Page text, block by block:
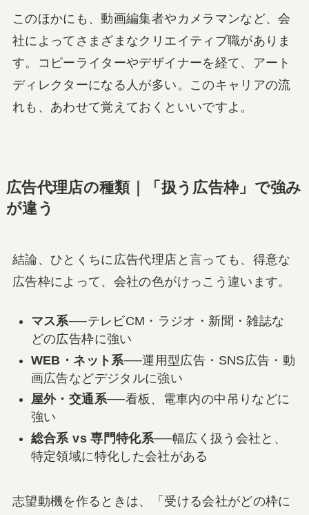
このほかにも、動画編集者やカメラマンなど、会
社によってさまざまなクリエイティブ職がありま
す。コピーライターやデザイナーを経て、アート
ディレクターになる人が多い。このキャリアの流
れも、あわせて覚えておくといいですよ。
広告代理店の種類｜「扱う広告枠」で強み
が違う
結論、ひとくちに広告代理店と言っても、得意な
広告枠によって、会社の色がけっこう違います。
マス系──テレビCM・ラジオ・新聞・雑誌な
どの広告枠に強い
WEB・ネット系──運用型広告・SNS広告・動
画広告などデジタルに強い
屋外・交通系──看板、電車内の中吊りなどに
強い
総合系 vs 専門特化系──幅広く扱う会社と、
特定領域に特化した会社がある
志望動機を作るときは、「受ける会社がどの枠に